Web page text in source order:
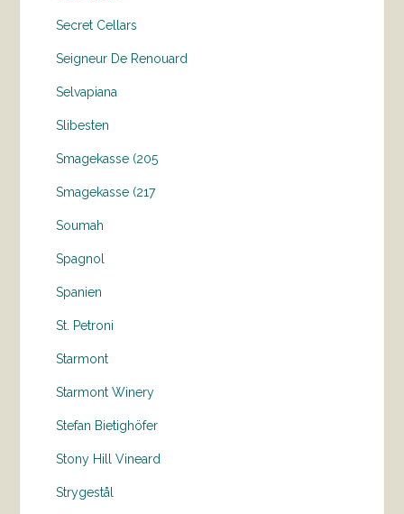
Secret Cellars
Seigneur De Renouard
Selvapiana
Slibesten
Smagekasse (205
Smagekasse (217
Soumah
Spagnol
Spanien
St. Petroni
Starmont
Starmont Winery
Stefan Bietighöfer
Stony Hill Vineard
Strygestål